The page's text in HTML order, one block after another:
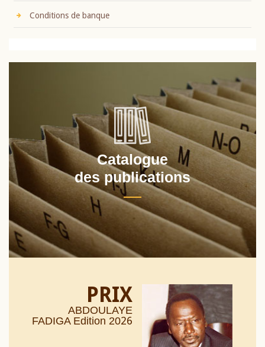
Conditions de banque
Catalogue
des publications
PRIX
ABDOULAYE
FADIGA Edition 2026